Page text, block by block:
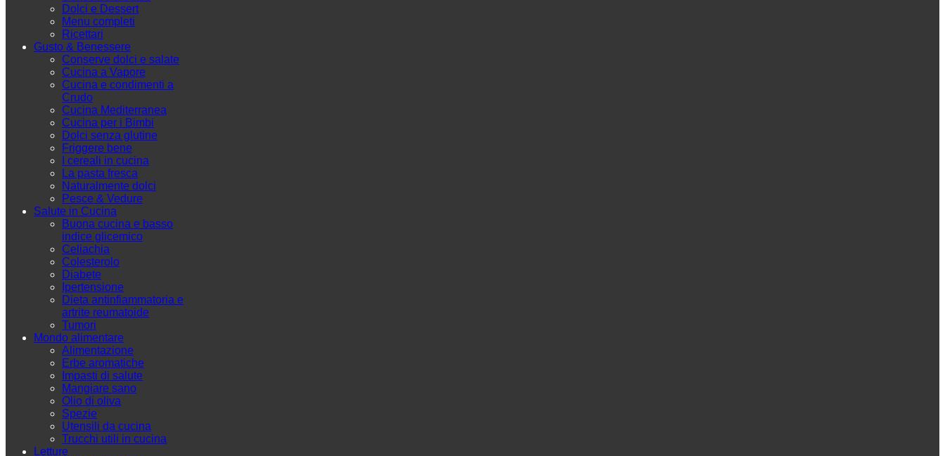
Dolci e Dessert
Menu completi
Ricettari
Gusto & Benessere
Conserve dolci e salate
Cucina a Vapore
Cucina e condimenti a
Crudo
Cucina Mediterranea
Cucina per i Bimbi
Dolci senza glutine
Friggere bene
I cereali in cucina
La pasta fresca
Naturalmente dolci
Pesce & Vedure
Salute in Cucina
Buona cucina e basso
indice glicemico
Celiachia
Colesterolo
Diabete
Ipertensione
Dieta antinfiammatoria e
artrite reumatoide
Tumori
Mondo alimentare
Alimentazione
Erbe aromatiche
Impasti di salute
Mangiare sano
Olio di oliva
Spezie
Utensili da cucina
Trucchi utili in cucina
Letture